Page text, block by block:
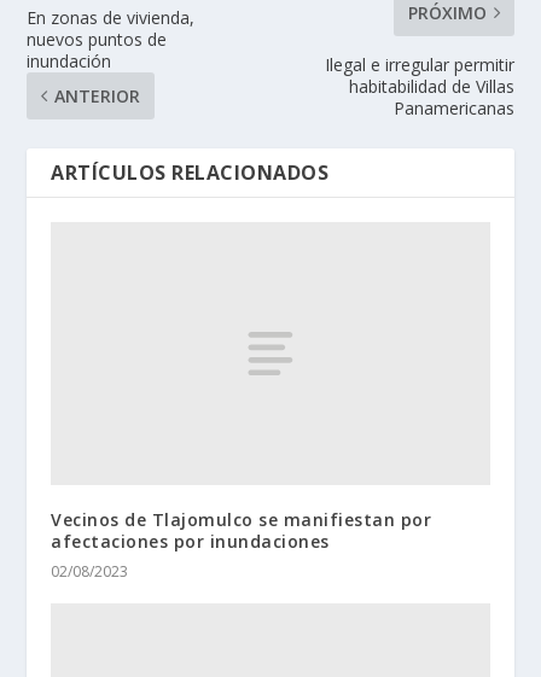
En zonas de vivienda,
nuevos puntos de
inundación
ANTERIOR
PRÓXIMO
Ilegal e irregular permitir
habitabilidad de Villas
Panamericanas
ARTÍCULOS RELACIONADOS
Vecinos de Tlajomulco se manifiestan por
afectaciones por inundaciones
02/08/2023